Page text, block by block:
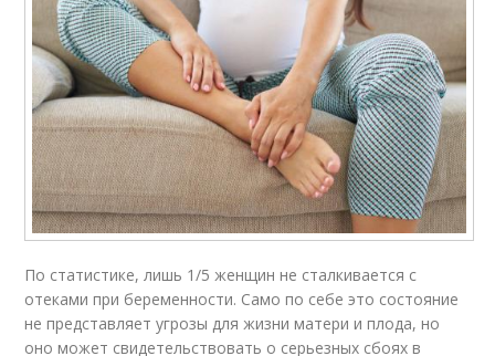
По статистике, лишь 1/5 женщин не сталкивается с
отеками при беременности. Само по себе это состояние
не представляет угрозы для жизни матери и плода, но
оно может свидетельствовать о серьезных сбоях в